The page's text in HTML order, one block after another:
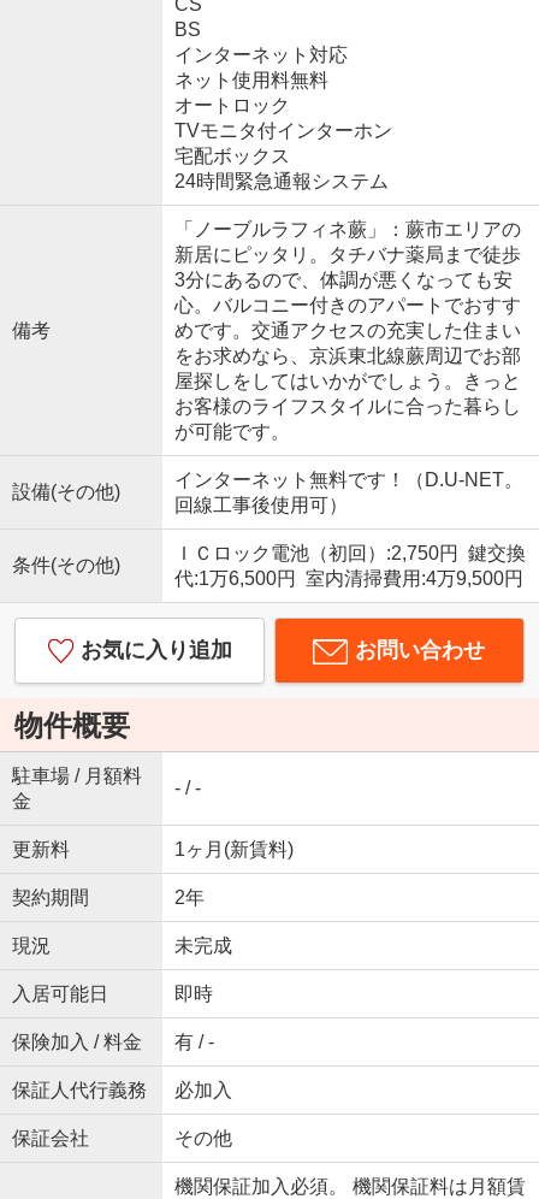
CS
BS
インターネット対応
ネット使用料無料
オートロック
TVモニタ付インターホン
宅配ボックス
24時間緊急通報システム
備考
「ノーブルラフィネ蕨」：蕨市エリアの
新居にピッタリ。タチバナ薬局まで徒歩
3分にあるので、体調が悪くなっても安
心。バルコニー付きのアパートでおすす
めです。交通アクセスの充実した住まい
をお求めなら、京浜東北線蕨周辺でお部
屋探しをしてはいかがでしょう。きっと
お客様のライフスタイルに合った暮らし
が可能です。
設備(その他)
インターネット無料です！（D.U-NET。
回線工事後使用可）
条件(その他)
ＩＣロック電池（初回）:2,750円 鍵交換
代:1万6,500円 室内清掃費用:4万9,500円
お気に入り追加 お問い合わせ
物件概要
駐車場 / 月額料
金
- / -
更新料 1ヶ月(新賃料)
契約期間 2年
現況 未完成
入居可能日 即時
保険加入 / 料金 有 / -
保証人代行義務 必加入
保証会社 その他
機関保証加入必須。 機関保証料は月額賃